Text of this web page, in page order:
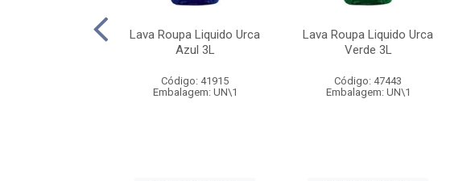
Lava Roupa Liquido Urca
Azul 3L
Código: 41915
Embalagem: UN\1
Lava Roupa Liquido Urca
Verde 3L
Código: 47443
Embalagem: UN\1